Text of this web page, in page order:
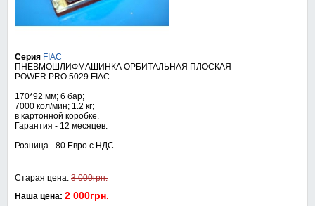
Серия FIAC
ПНЕВМОШЛИФМАШИНКА ОРБИТАЛЬНАЯ ПЛОСКАЯ
POWER PRO 5029 FIAC
170*92 мм; 6 бар;
7000 кол/мин; 1.2 кг;
в картонной коробке.
Гарантия - 12 месяцев.
Розница - 80 Евро с НДС
Старая цена: 3 000грн.
Наша цена: 2 000грн.